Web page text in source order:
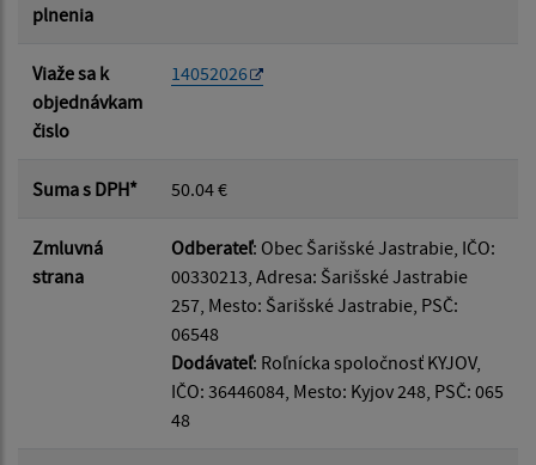
plnenia
Viaže sa k
objednávkam
čislo
14052026
Suma s DPH* 50.04 €
Zmluvná
strana
Odberateľ: Obec Šarišské Jastrabie, IČO:
00330213, Adresa: Šarišské Jastrabie
257, Mesto: Šarišské Jastrabie, PSČ:
06548
Dodávateľ: Roľnícka spoločnosť KYJOV,
IČO: 36446084, Mesto: Kyjov 248, PSČ: 065
48